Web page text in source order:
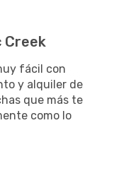
Creek
fácil con
y alquiler de
que más te
como lo